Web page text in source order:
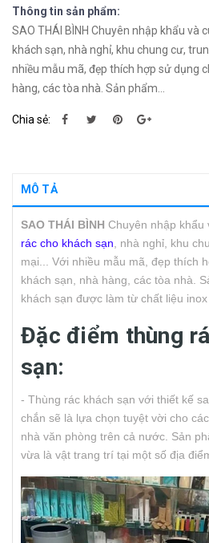
Thông tin sản phẩm:
SAO THÁI BÌNH Chuyên nhập khẩu và
khách sạn, nhà nghỉ, khu chung cư,
nhiều mẫu mã, đẹp thích hợp sử dụng
hàng, các tòa nhà. Sản phẩm...
Chia sẻ:
MÔ TẢ
SAO THÁI BÌNH Chuyên nhập khẩu
rác cho khách sạn , nhà nghỉ, khu
mại... Với nhiều mẫu mã, đẹp thích
khách sạn, nhà hàng, các tòa nhà.
khách sạn được làm từ chất liệu
Đặc điểm thùng
sạn:
- Thùng rác khách sạn với thiết kế
chắn sẽ là lựa chọn tuyệt vời cho
nhà văn phòng trên cả nước. Sản
vừa là vật trang trí tại một số địa